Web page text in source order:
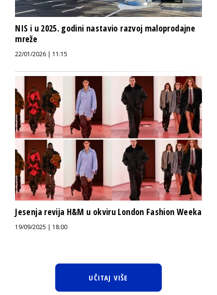
NIS i u 2025. godini nastavio razvoj maloprodajne
mreže
22/01/2026 | 11:15
Jesenja revija H&M u okviru London Fashion Weeka
19/09/2025 | 18:00
UČITAJ VIŠE